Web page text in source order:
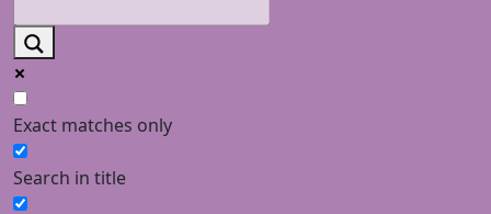
Exact matches only
Search in title